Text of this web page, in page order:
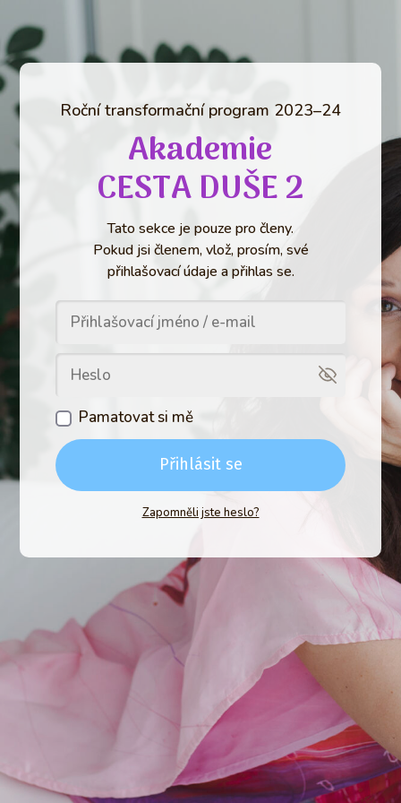
Roční transformační program 2023–24
Akademie
CESTA DUŠE 2
Tato sekce je pouze pro členy.
Pokud jsi členem, vlož, prosím, své
přihlašovací údaje a přihlas se.
Pamatovat si mě
Přihlásit se
Zapomněli jste heslo?